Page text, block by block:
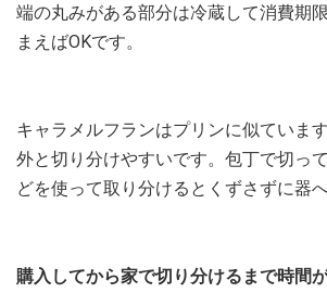
端の丸みがある部分は冷蔵して消費期
まえばOKです。
キャラメルフランはプリンに似ていま
外と切り分けやすいです。包丁で切っ
どを使って取り分けるとくずさずに器
購入してから家で切り分けるまで時間